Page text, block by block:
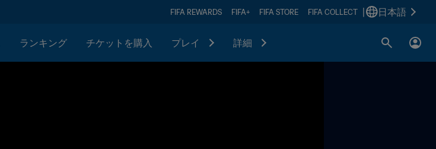
FIFA REWARDS FIFA+ FIFA STORE FIFA COLLECT 日本語
ランキング チケットを購入 プレイ 詳細